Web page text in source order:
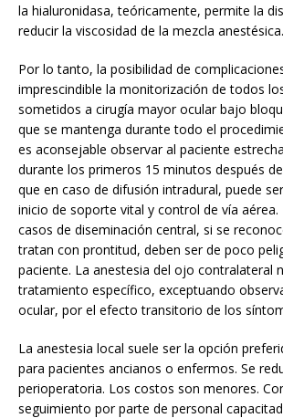
la hialuronidasa, teóricamente, permite la
reducir la viscosidad de la mezcla anestésica.
Por lo tanto, la posibilidad de
imprescindible la monitorización de todos
sometidos a cirugía mayor ocular bajo
que se mantenga durante todo el
es aconsejable observar al paciente
durante los primeros 15 minutos después
que en caso de difusión intradural, puede
inicio de soporte vital y control de vía
casos de diseminación central, si se
tratan con prontitud, deben ser de poco
paciente. La anestesia del ojo contralateral
tratamiento específico, exceptuando
ocular, por el efecto transitorio de los
La anestesia local suele ser la opción
para pacientes ancianos o enfermos. Se
perioperatoria. Los costos son menores.
seguimiento por parte de personal